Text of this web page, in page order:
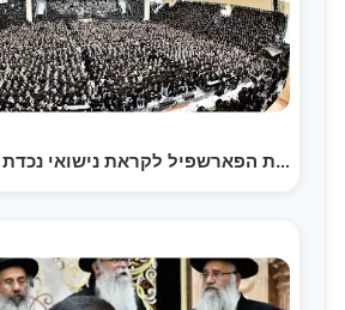
שמחת הפארשפיל לקראת נישואי נכדת האדמו”ר מויז’ניץ |…